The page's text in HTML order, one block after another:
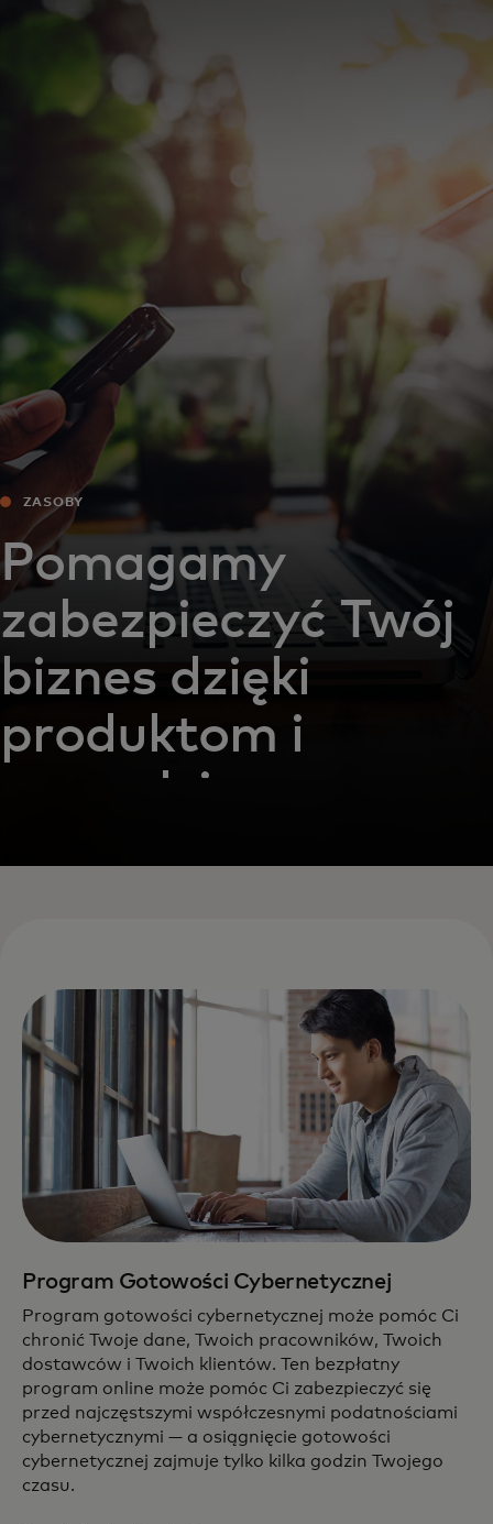
Dla Ciebie
Dla firm
Dla świata
Dla innowatorów
Aktualności i trendy
ZASOBY
Pomagamy
zabezpieczyć Twój
biznes dzięki
produktom i
narzędziom,
Program Gotowości Cybernetycznej
Program gotowości cybernetycznej może pomóc Ci
chronić Twoje dane, Twoich pracowników, Twoich
dostawców i Twoich klientów. Ten bezpłatny
program online może pomóc Ci zabezpieczyć się
przed najczęstszymi współczesnymi podatnościami
cybernetycznymi — a osiągnięcie gotowości
cybernetycznej zajmuje tylko kilka godzin Twojego
czasu.